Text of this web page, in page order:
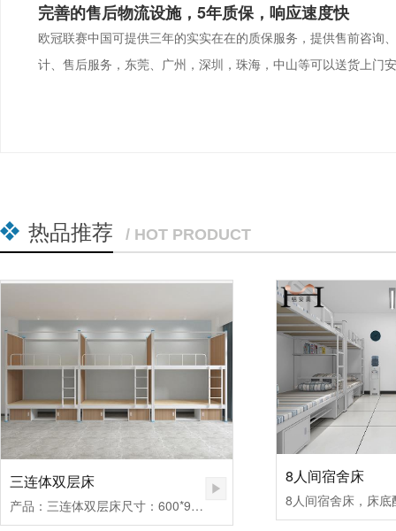
完善的售后物流设施，5年质保，响应速度快
欧冠联赛中国可提供三年的实实在在的质保服务，提供售前咨询
计、售后服务，东莞、广州，深圳，珠海，中山等可以送货上门
热品推荐 / HOT PRODUCT
三连体双层床
产品：三连体双层床尺寸：600*980*1700MM
8人间宿舍床
8人间宿舍床，床底